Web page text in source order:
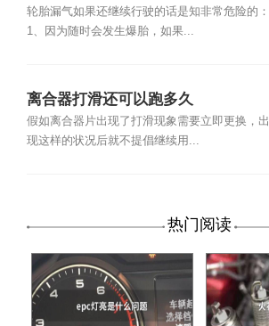
轮胎漏气如果还继续行驶的话是知非常危险的：
1、因为随时会发生爆胎，如果...
离合器打滑还可以跑多久
假如离合器片出现了打滑现象需要立即更换，出
现这样的状况后就不提倡继续用...
热门阅读